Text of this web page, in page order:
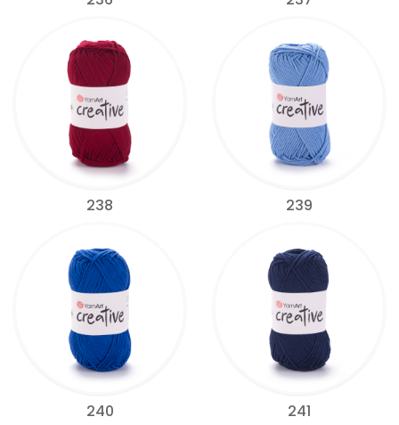
238 239
240 241